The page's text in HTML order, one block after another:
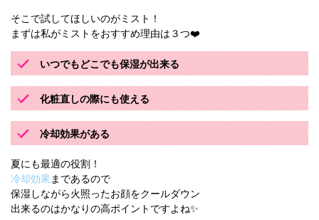
そこで試してほしいのがミスト！
まずは私がミストをおすすめ理由は３つ❤️
いつでもどこでも保湿が出来る
化粧直しの際にも使える
冷却効果がある
夏にも最適の役割！
冷却効果 まであるので
保湿しながら火照ったお顔をクールダウン
出来るのはかなりの高ポイントですよね✨